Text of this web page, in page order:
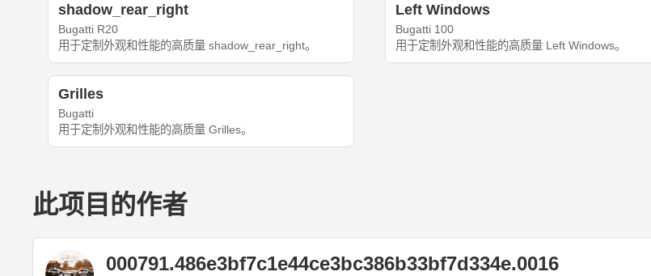
shadow_rear_right
Bugatti R20
用于定制外观和性能的高质量 shadow_rear_right。
Left Windows
Bugatti 100
用于定制外观和性能的高质量 Left Windows。
Grilles
Bugatti
用于定制外观和性能的高质量 Grilles。
此项目的作者
000791.486e3bf7c1e44ce3bc386b33bf7d334e.0016